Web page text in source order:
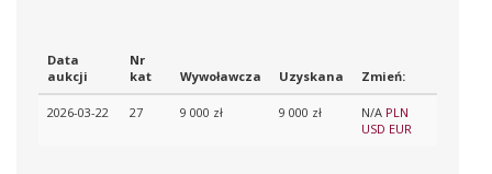
Data
aukcji
Nr
kat
Wywoławcza Uzyskana Zmień:
2026-03-22 27 9 000 zł 9 000 zł N/A PLN
USD EUR